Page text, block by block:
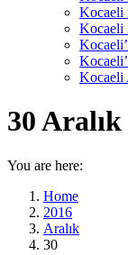
Kocaeli
Kocaeli
Kocaeli
30 Aralık
You are here:
Home
2016
Aralık
30